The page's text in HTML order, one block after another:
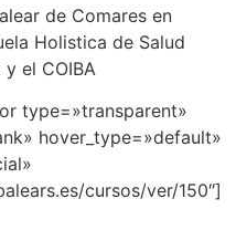
de Comares en
Holistica de Salud
el COIBA
type=»transparent»
hover_type=»default»
cursos/ver/150″]